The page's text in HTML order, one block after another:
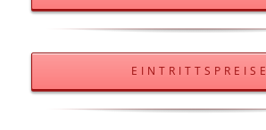
EINTRITTSPREISE